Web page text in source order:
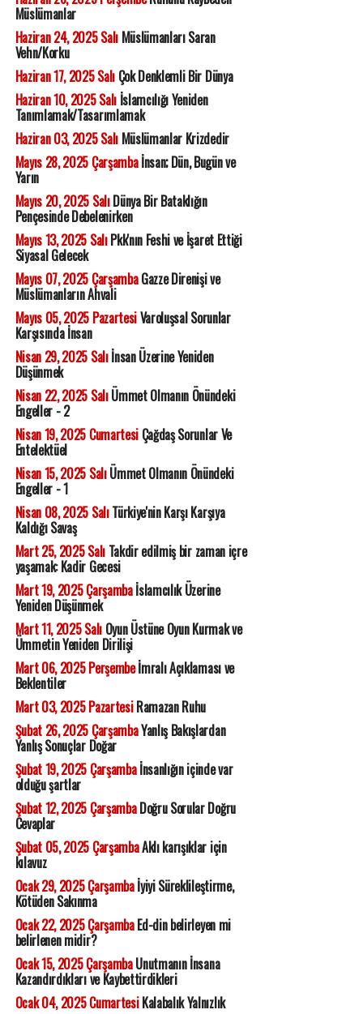
Müslümanlar
Haziran 24, 2025 SalıMüslümanları Saran
Vehn/Korku
Haziran 17, 2025 SalıÇok Denklemli Bir Dünya
Haziran 10, 2025 Salıİslamcılığı Yeniden
Tanımlamak/Tasarımlamak
Haziran 03, 2025 SalıMüslümanlar Krizdedir
Mayıs 28, 2025 Çarşambaİnsan; Dün, Bugün ve
Yarın
Mayıs 20, 2025 SalıDünya Bir Bataklığın
Pençesinde Debelenirken
Mayıs 13, 2025 SalıPkk'nın Feshi ve İşaret Ettiği
Siyasal Gelecek
Mayıs 07, 2025 ÇarşambaGazze Direnişi ve
Müslümanların Ahvali
Mayıs 05, 2025 PazartesiVaroluşsal Sorunlar
Karşısında İnsan
Nisan 29, 2025 Salıİnsan Üzerine Yeniden
Düşünmek
Nisan 22, 2025 SalıÜmmet Olmanın Önündeki
Engeller - 2
Nisan 19, 2025 CumartesiÇağdaş Sorunlar Ve
Entelektüel
Nisan 15, 2025 SalıÜmmet Olmanın Önündeki
Engeller - 1
Nisan 08, 2025 SalıTürkiye'nin Karşı Karşıya
Kaldığı Savaş
Mart 25, 2025 SalıTakdir edilmiş bir zaman içre
yaşamak: Kadir Gecesi
Mart 19, 2025 Çarşambaİslamcılık Üzerine
Yeniden Düşünmek
Mart 11, 2025 SalıOyun Üstüne Oyun Kurmak ve
Ümmetin Yeniden Dirilişi
Mart 06, 2025 Perşembeİmralı Açıklaması ve
Beklentiler
Mart 03, 2025 PazartesiRamazan Ruhu
Şubat 26, 2025 ÇarşambaYanlış Bakışlardan
Yanlış Sonuçlar Doğar
Şubat 19, 2025 Çarşambaİnsanlığın içinde var
olduğu şartlar
Şubat 12, 2025 ÇarşambaDoğru Sorular Doğru
Cevaplar
Şubat 05, 2025 ÇarşambaAklı karışıklar için
kılavuz
Ocak 29, 2025 Çarşambaİyiyi Süreklileştirme,
Kötüden Sakınma
Ocak 22, 2025 ÇarşambaEd-din belirleyen mi
belirlenen midir?
Ocak 15, 2025 ÇarşambaUnutmanın İnsana
Kazandırdıkları ve Kaybettirdikleri
Ocak 04, 2025 CumartesiKalabalık Yalnızlık